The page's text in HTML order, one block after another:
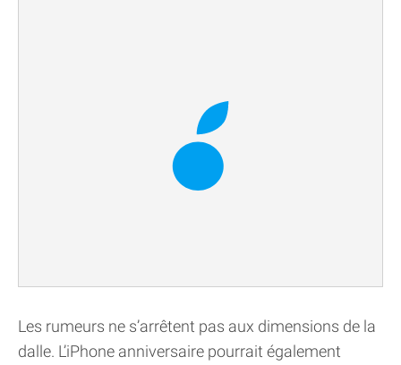
Les rumeurs ne s’arrêtent pas aux dimensions de la
dalle. L’iPhone anniversaire pourrait également